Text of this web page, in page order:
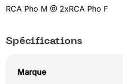
RCA Pho M @ 2xRCA Pho F
Spécifications
Marque